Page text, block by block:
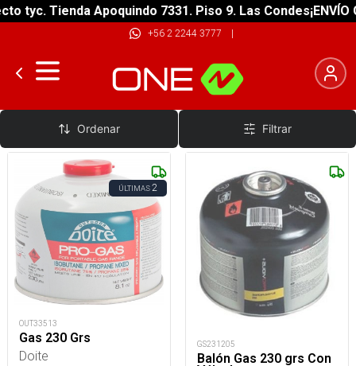
tyc. Tienda Apoquindo 7331. Piso 9. Las Condes¡ENVÍO
+56 2 2244 3777 |
Cargas de Combustibles
Ordenar Filtrar
ÚLTIMAS2
OUT33513
Gas 230 Grs
Doite
GS231205
Balón Gas 230 grs Con